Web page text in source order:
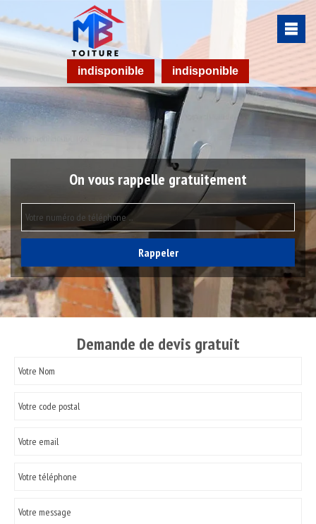
indisponible indisponible
On vous rappelle gratuitement
Demande de devis gratuit